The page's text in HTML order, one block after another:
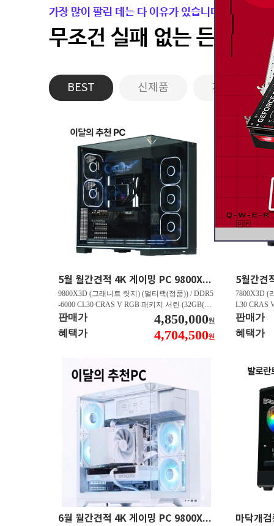
가장 많이 팔린 데는 다 이유가 있습니다.
무조건 실패 없는 든든한
BEST 신제품 게이밍PC
5월 월간견적 4K 게이밍 PC 9800X3D RTX 5070 Ti GY508
9800X3D (그래니트 릿지) (멀티팩(정품)) / DDR5
-6000 CL30 CRAS V RGB 패키지 서린 (32GB(16
Gx2)) / B850M AORUS ELITE WIFI6E 피씨디렉
트 / 지포스 RTX 5070 Ti GAMING OC D7 16GB
피씨디렉트 / EXCERIA 히트싱크 M.2 NVMe (2T
판매가 4,850,000원
혜택가 4,704,500원
7800X3D (
L30 CRAS
B850M
스 RTX
A 히트싱크
판매가
혜택가
6월 월간견적 4K 게이밍 PC 9800X3D RTX 5080 GY512